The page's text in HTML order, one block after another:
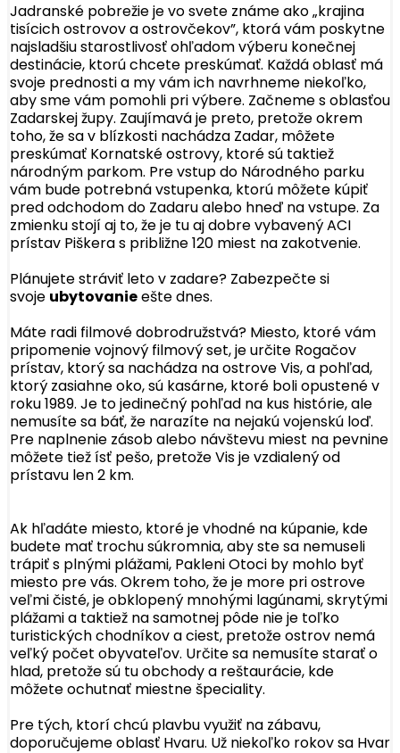
Jadranské pobrežie je vo svete známe ako „krajina
tisícich ostrovov a ostrovčekov”, ktorá vám poskytne
najsladšiu starostlivosť ohľadom výberu konečnej
destinácie, ktorú chcete preskúmať. Každá oblasť má
svoje prednosti a my vám ich navrhneme niekoľko,
aby sme vám pomohli pri výbere. Začneme s oblasťou
Zadarskej župy. Zaujímavá je preto, pretože okrem
toho, že sa v blízkosti nachádza Zadar, môžete
preskúmať Kornatské ostrovy, ktoré sú taktiež
národným parkom. Pre vstup do Národného parku
vám bude potrebná vstupenka, ktorú môžete kúpiť
pred odchodom do Zadaru alebo hneď na vstupe. Za
zmienku stojí aj to, že je tu aj dobre vybavený ACI
prístav Piškera s približne 120 miest na zakotvenie.
Plánujete stráviť leto v zadare? Zabezpečte si
svoje ubytovanieešte dnes.
Máte radi filmové dobrodružstvá? Miesto, ktoré vám
pripomenie vojnový filmový set, je určite Rogačov
prístav, ktorý sa nachádza na ostrove Vis, a pohľad,
ktorý zasiahne oko, sú kasárne, ktoré boli opustené v
roku 1989. Je to jedinečný pohľad na kus histórie, ale
nemusíte sa báť, že narazíte na nejakú vojenskú loď.
Pre naplnenie zásob alebo návštevu miest na pevnine
môžete tiež ísť pešo, pretože Vis je vzdialený od
prístavu len 2 km.
Ak hľadáte miesto, ktoré je vhodné na kúpanie, kde
budete mať trochu súkromnia, aby ste sa nemuseli
trápiť s plnými plážami, Pakleni Otoci by mohlo byť
miesto pre vás. Okrem toho, že je more pri ostrove
veľmi čisté, je obklopený mnohými lagúnami, skrytými
plážami a taktiež na samotnej pôde nie je toľko
turistických chodníkov a ciest, pretože ostrov nemá
veľký počet obyvateľov. Určite sa nemusíte starať o
hlad, pretože sú tu obchody a reštaurácie, kde
môžete ochutnať miestne špeciality.
Pre tých, ktorí chcú plavbu využiť na zábavu,
doporučujeme oblasť Hvaru. Už niekoľko rokov sa Hvar